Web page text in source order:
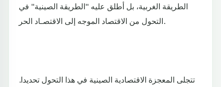
الطريقة الغربية، بل أطلق عليه "الطريقة الصينية" في
التحول من الاقتصاد الموجه إلى الاقتصـاد الحر.
تتجلى المعجزة الاقتصادية الصينية في هذا التحول تحديدا.